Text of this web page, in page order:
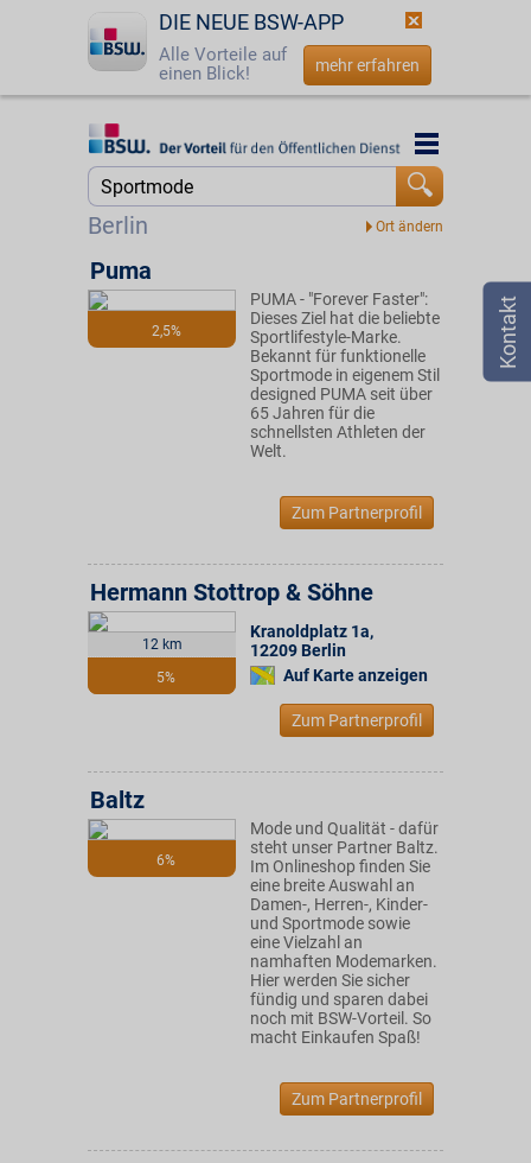
DIE NEUE BSW-APP
Alle Vorteile auf
einen Blick!
mehr erfahren
Startseite
Jetzt BSW-Mitglied werden
☎ 0800 - 279 25 82
Berlin
Startseite
2,5%
Puma
PUMA - "Forever Faster":
Dieses Ziel hat die beliebte
Sportlifestyle-Marke.
Bekannt für funktionelle
Sportmode in eigenem Stil
designed PUMA seit über
65 Jahren für die
schnellsten Athleten der
Welt.
Zum Partnerprofil
12 km
5%
Hermann Stottrop & Söhne
Kranoldplatz 1a,
12209 Berlin
Auf Karte anzeigen
Zum Partnerprofil
6%
Baltz
Mode und Qualität - dafür
steht unser Partner Baltz.
Im Onlineshop finden Sie
eine breite Auswahl an
Damen-, Herren-, Kinder-
und Sportmode sowie
eine Vielzahl an
namhaften Modemarken.
Hier werden Sie sicher
fündig und sparen dabei
noch mit BSW-Vorteil. So
macht Einkaufen Spaß!
Zum Partnerprofil